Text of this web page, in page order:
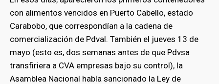
con alimentos vencidos en Puerto Cabello, estado
Carabobo, que correspondían a la cadena de
comercialización de Pdval. También el jueves 13 de
mayo (esto es, dos semanas antes de que Pdvsa
transfiriera a CVA empresas bajo su control), la
Asamblea Nacional había sancionado la Ley de